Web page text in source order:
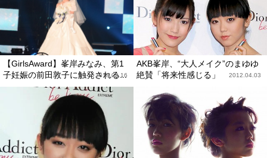
【GirlsAward】峯岸みなみ、第1
子妊娠の前田敦子に触発される...
2018.09.16
AKB峯岸、“大人メイク”のまゆゆ
絶賛「将来性感じる」
2012.04.03